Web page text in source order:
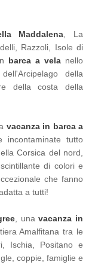
Maddalena , La
Razzoli, Isole di
barca a vela nello
della
della costa della
vacanza in barca a
tutto
Corsica del nord,
di colori e
che fanno
a tutti!
, unavacanza in
Amalfitana tra le
Ischia, Positano e
coppie, famiglie e